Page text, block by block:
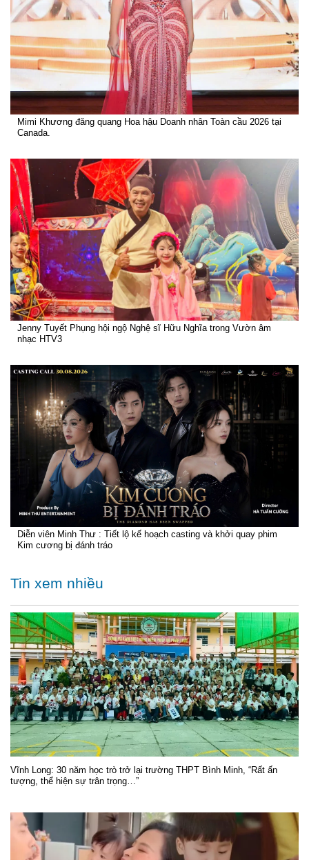
Mimi Khương đăng quang Hoa hậu Doanh nhân Toàn cầu 2026 tại
Canada.
Jenny Tuyết Phụng hội ngộ Nghệ sĩ Hữu Nghĩa trong Vườn âm
nhạc HTV3
Diễn viên Minh Thư : Tiết lộ kế hoạch casting và khởi quay phim
Kim cương bị đánh tráo
Tin xem nhiều
Vĩnh Long: 30 năm học trò trở lại trường THPT Bình Minh, “Rất ấn
tượng, thể hiện sự trân trọng…”